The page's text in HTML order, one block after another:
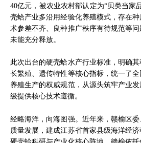
40亿元，被农业农村部认定为“贝类当家
壳蛤产业多沿用经验化养殖模式，存在
术参差不齐、良种推广秩序有待规范等
未能充分释放。
此次出台的硬壳蛤水产行业标准，明确
长繁殖、遗传特性等核心指标，统一了全
养殖生产的权威规范，从源头筑牢产业
级提供核心技术遵循。
经略海洋，向海图强。近年来，赣榆区
质量发展，建成江苏省首家县级海洋经